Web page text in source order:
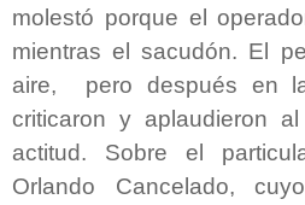
molestó porque el
mientras el sacudón. El
aire,
pero después en
criticaron y aplaudieron
actitud. Sobre el
Orlando Cancelado,